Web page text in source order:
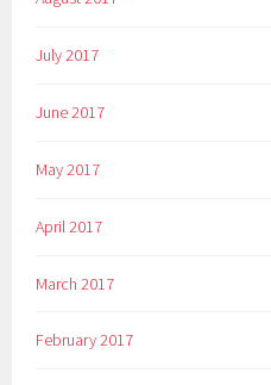
July 2017
June 2017
May 2017
April 2017
March 2017
February 2017